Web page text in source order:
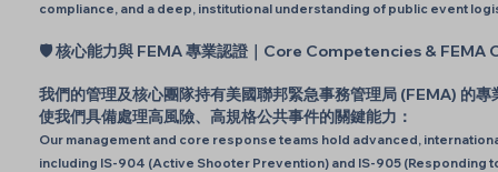
compliance, and a deep, institutional understanding of public event
🛡️ 核心能力與 FEMA 專業認證｜Core Competencies &
我們的管理及核心團隊持有美國聯邦緊急事務管理局 (FEMA) 的
使我們具備處理高風險、高規格公共事件的關鍵能力：
Our management and core response teams hold advanced,
including IS-904 (Active Shooter Prevention) and IS-905